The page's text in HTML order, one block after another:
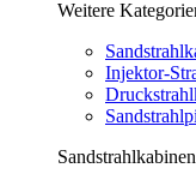
Weitere
Injektor-